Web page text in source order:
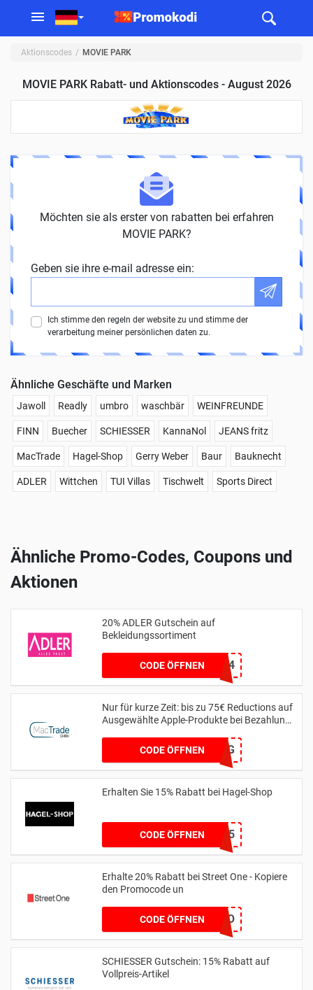
Aktionscodes MOVIE PARK
MOVIE PARK Rabatt- und Aktionscodes - August 2026
Möchten sie als erster von rabatten bei erfahren
MOVIE PARK?
Geben sie ihre e-mail adresse ein:
Ich stimme den regeln der website zu und stimme der
verarbeitung meiner persönlichen daten zu.
Ähnliche Geschäfte und Marken
Jawoll Readly umbro waschbär WEINFREUNDE
FINN Buecher SCHIESSER KannaNol JEANS fritz
MacTrade Hagel-Shop Gerry Weber Baur Bauknecht
ADLER Wittchen TUI Villas Tischwelt Sports Direct
Ähnliche Promo-Codes, Coupons und
Aktionen
20% ADLER Gutschein auf
Bekleidungssortiment
CODE ÖFFNENA2124
Nur für kurze Zeit: bis zu 75€ Reductions auf
Ausgewählte Apple-Produkte bei Bezahlung
CODE ÖFFNEN
MTSPAR-75FZG
Erhalten Sie 15% Rabatt bei Hagel-Shop
CODE ÖFFNENHAGEL15
Erhalte 20% Rabatt bei Street One - Kopiere
den Promocode un
CODE ÖFFNENMYLOVESO
SCHIESSER Gutschein: 15% Rabatt auf
Vollpreis-Artikel